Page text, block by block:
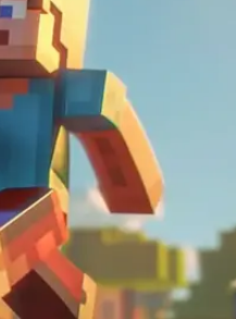
לחלום על
במשחקי מחשב ● ד"ר
חינוכי לא רשמי -